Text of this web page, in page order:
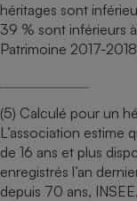
héritages sont
39 % sont inférieurs
Patrimoine 2017-
(5) Calculé pour un
L’association
de 16 ans et plus
enregistrés l’an
depuis 70 ans,